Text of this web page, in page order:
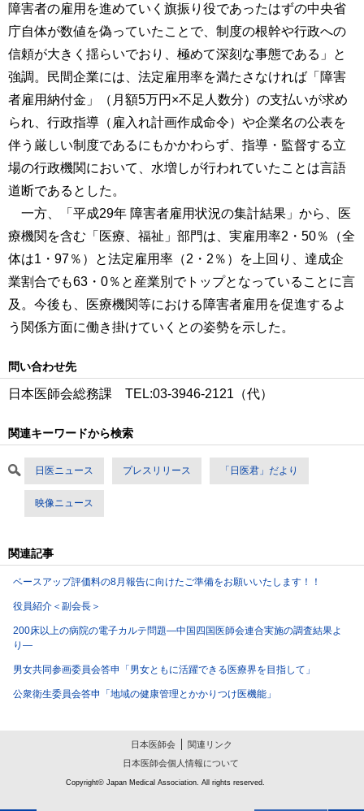
障害者の雇用を進めていく旗振り役であったはずの中央省
庁自体が数値を偽っていたことで、制度の根幹や行政への
信頼が大きく揺らいでおり、極めて深刻な事態である」と
強調。民間企業には、法定雇用率を満たさなければ「障害
者雇用納付金」（月額5万円×不足人数分）の支払いが求め
られ、行政指導（雇入れ計画作成命令）や企業名の公表を
伴う厳しい制度であるにもかかわらず、指導・監督する立
場の行政機関において、水増しが行われていたことは言語
道断であるとした。
一方、「平成29年 障害者雇用状況の集計結果」から、医
療機関を含む「医療、福祉」部門は、実雇用率2・50％（全
体は1・97％）と法定雇用率（2・2％）を上回り、達成企
業割合でも63・0％と産業別でトップとなっていることに言
及。今後も、医療機関等における障害者雇用を促進するよ
う関係方面に働き掛けていくとの姿勢を示した。
問い合わせ先
日本医師会総務課 TEL:03-3946-2121（代）
関連キーワードから検索
日医ニュース プレスリリース 「日医君」だより
映像ニュース
関連記事
ベースアップ評価料の8月報告に向けたご準備をお願いいたします！！
役員紹介＜副会長＞
200床以上の病院の電子カルテ問題―中国四国医師会連合実施の調査結果よ
り―
男女共同参画委員会答申「男女ともに活躍できる医療界を目指して」
公衆衛生委員会答申「地域の健康管理とかかりつけ医機能」
日本医師会
関連リンク
日本医師会個人情報について
Copyright© Japan Medical Association. All rights reserved.